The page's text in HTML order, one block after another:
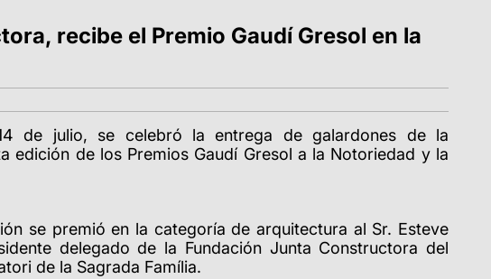
recibe el Premio Gaudí Gresol en la
de julio, se celebró la entrega de galardones de la
edición de los Premios Gaudí Gresol a la Notoriedad y la
se premió en la categoría de arquitectura al Sr. Esteve
delegado de la Fundación Junta Constructora del
de la Sagrada Família.